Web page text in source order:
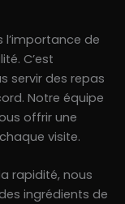
l’importance de
C’est
servir des repas
Notre équipe
offrir une
visite.
rapidité, nous
ingrédients de